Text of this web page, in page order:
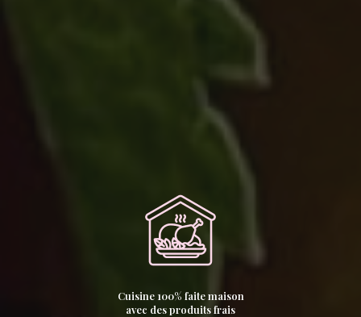
Cuisine 100% faite maison
avec des produits frais